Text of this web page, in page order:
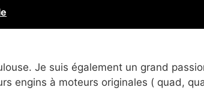
Je suis également un grand
engins à moteurs originales ( quad,